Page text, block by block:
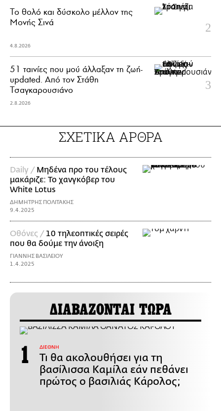
Το θολό και δύσκολο μέλλον της
Μονής Σινά
4.8.2026
51 ταινίες που μού άλλαξαν τη ζωή-
updated. Aπό τον Στάθη
Τσαγκαρουσιάνο
2.8.2026
ΣΧΕΤΙΚΑ ΑΡΘΡΑ
Daily / Μηδένα προ του τέλους
μακάριζε: Το χανγκόβερ του
White Lotus
ΔΗΜΗΤΡΗΣ ΠΟΛΙΤΑΚΗΣ
9.4.2025
Οθόνες / 10 τηλεοπτικές σειρές
που θα δούμε την άνοιξη
ΓΙΑΝΝΗΣ ΒΑΣΙΛΕΙΟΥ
1.4.2025
ΔΙΑΒΑΖΟΝΤΑΙ ΤΩΡΑ
ΔΙΕΘΝΗ
Τι θα ακολουθήσει για τη
βασίλισσα Καμίλα εάν πεθάνει
πρώτος ο βασιλιάς Κάρολος;